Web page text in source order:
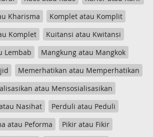
Kharisma
Komplet atau Komplit
Komplet
Kuitansi atau Kwitansi
Lembab
Mangkung atau Mangkok
Memerhatikan atau Memperhatikan
atau Mensosialisasikan
Nasihat
Perduli atau Peduli
atau Peforma
Pikir atau Fikir